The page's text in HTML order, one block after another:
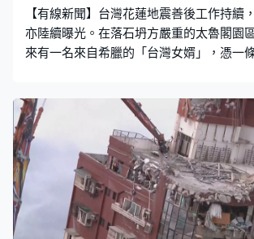
【有線新聞】台灣花蓮地震善後工作持續
亦陸續曝光。在落石坍方嚴重的太魯閣園
來有一名來自希臘的「台灣女婿」，憑一
互動 憂心對方出事：要幫助 台灣傳媒報
子名叫Dimitris Belbas，是台方駐新西蘭前
女婿。4月3日強震當日，他與妻子、外母
處太魯閣白楊步道，當時狀況非常危急，
何反應。他起初只是協助妻子、岳母等人
前曾與一家人互動，憂心對方在不遠處出
援救。 據保七總隊第九大隊的救援影像顯